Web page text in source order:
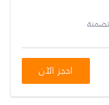
احجز الآن